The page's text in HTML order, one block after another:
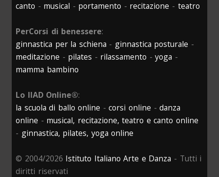
canto - musical - portamento - recitazione - teatro
PerCorsi di benessere:
ginnastica per la schiena - ginnastica posturale -
meditazione - pilates - rilassamento -yoga -
mamma bambino
Lo IIAD Online®:
la scuola di ballo online -corsi online -danza
online - musical, recitazione, teatro e canto online
- ginnastica, pilates, yoga online
© 2004/2026 Istituto Italiano Arte e Danza - Tutti i
diritti riservati